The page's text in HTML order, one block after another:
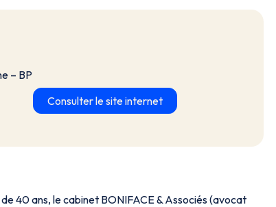
– BP
Consulter le site internet
40 ans, le cabinet BONIFACE & Associés (avocat